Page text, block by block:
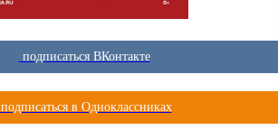
подписаться ВКонтакте
подписаться в Одноклассниках